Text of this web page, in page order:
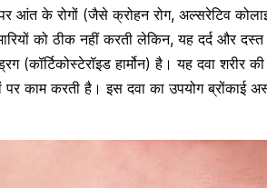
आंत के रोगों (जैसे क्रोहन रोग, अल्सरेटिव
को ठीक नहीं करती लेकिन, यह दर्द और
(कॉर्टिकोस्टेरॉइड हार्मोन) है। यह दवा शरीर
पर काम करती है। इस दवा का उपयोग ब्रोंकाई